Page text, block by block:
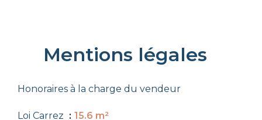
Mentions légales
Honoraires à la charge du vendeur
Loi Carrez 15.6 m²